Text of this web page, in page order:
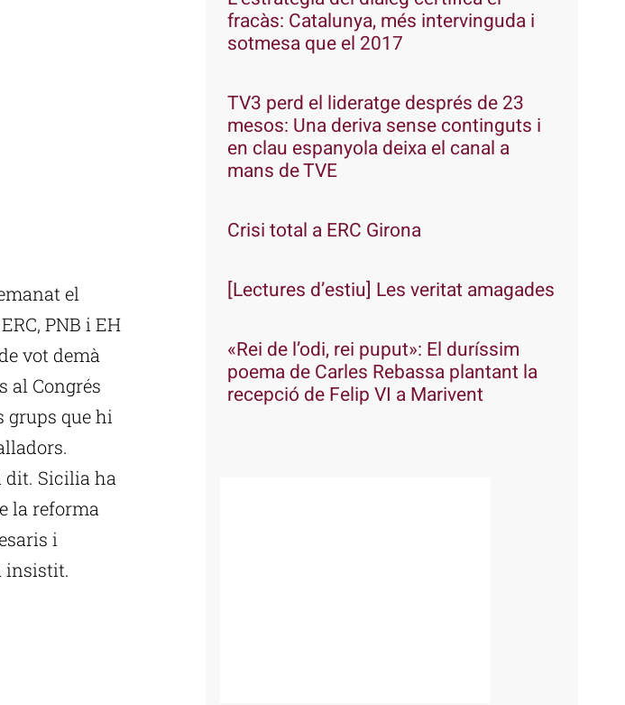
el
PNB i EH
vot demà
al Congrés
grups que hi
dit. Sicilia ha
la reforma
i
insistit.
fracàs: Catalunya, més intervinguda i
sotmesa que el 2017
TV3 perd el lideratge després de 23
mesos: Una deriva sense continguts i
en clau espanyola deixa el canal a
mans de TVE
Crisi total a ERC Girona
[Lectures d’estiu] Les veritat amagades
«Rei de l’odi, rei puput»: El duríssim
poema de Carles Rebassa plantant la
recepció de Felip VI a Marivent